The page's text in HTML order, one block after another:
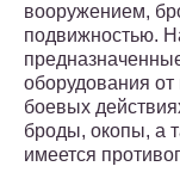
вооружением,
подвижностью.
оборудования
боевых
броды, окопы, а
имеется